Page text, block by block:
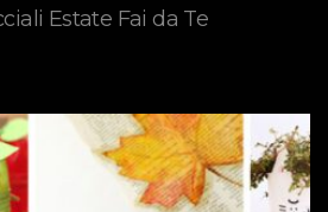
Estate Fai da Te